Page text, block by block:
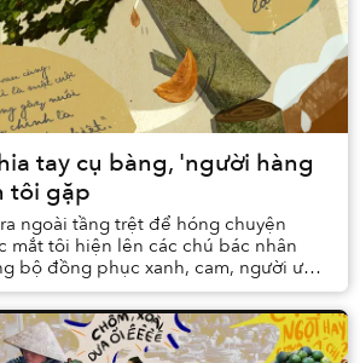
tay cụ bàng, 'người hàng
tôi gặp
ngoài tầng trệt để hóng chuyện
mắt tôi hiện lên các chú bác nhân
bộ đồng phục xanh, cam, người ướt
hạt. Họ đứng vây quanh...